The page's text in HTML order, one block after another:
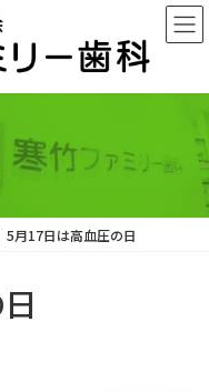
5月17日は高血圧の日